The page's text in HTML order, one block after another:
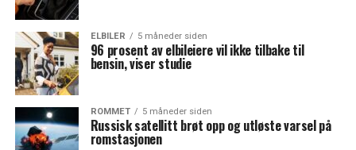
ELBILER 5 måneder siden
96 prosent av elbileiere vil ikke tilbake til
bensin, viser studie
ROMMET 5 måneder siden
Russisk satellitt brøt opp og utløste varsel på
romstasjonen